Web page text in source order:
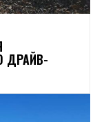
ДРАЙВ-